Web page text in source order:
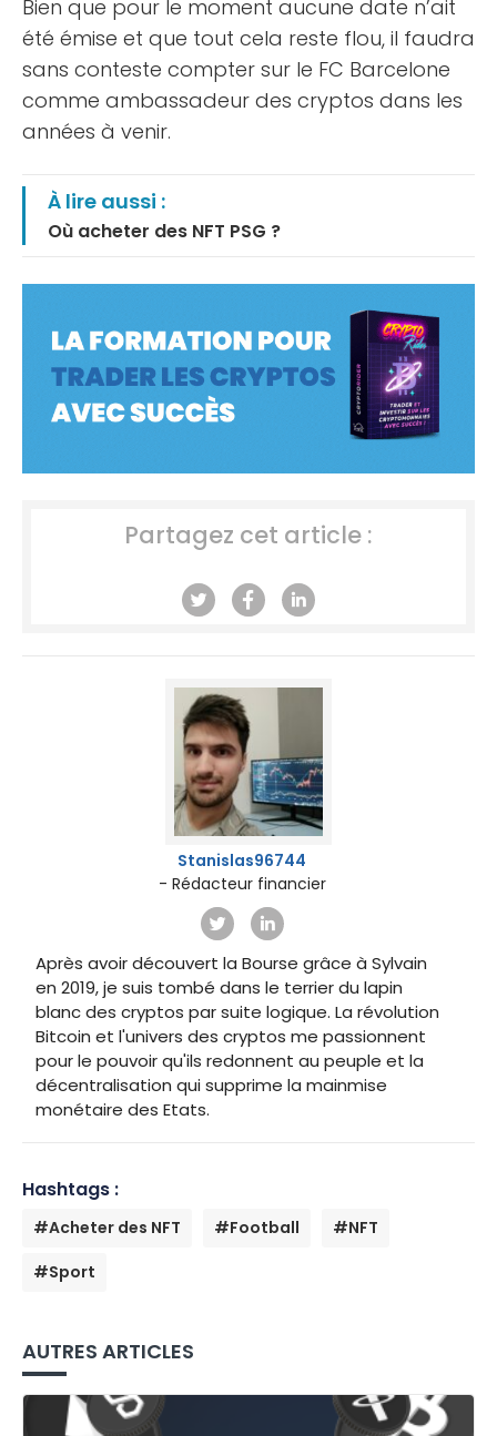
Bien que pour le moment aucune date n’ait
été émise et que tout cela reste flou, il faudra
sans conteste compter sur le FC Barcelone
comme ambassadeur des cryptos dans les
années à venir.
À lire aussi :
Où acheter des NFT PSG ?
Partagez cet article :
Stanislas96744
- Rédacteur financier
Après avoir découvert la Bourse grâce à Sylvain
en 2019, je suis tombé dans le terrier du lapin
blanc des cryptos par suite logique. La révolution
Bitcoin et l'univers des cryptos me passionnent
pour le pouvoir qu'ils redonnent au peuple et la
décentralisation qui supprime la mainmise
monétaire des Etats.
Hashtags :
#Acheter des NFT #Football
#NFT
#Sport
AUTRES ARTICLES